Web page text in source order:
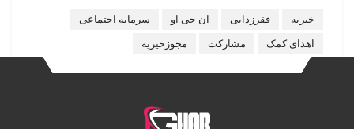
خیریه فقرزدایی ان جی او
سرمایه اجتماعی
اهدای کمک
مشارکت مجوزخیریه